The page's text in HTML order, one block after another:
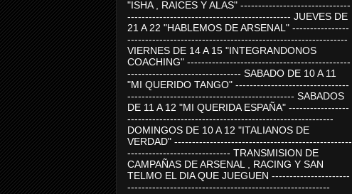
"ISHA , RAICES Y ALAS" -------------------------------
---------------------------------------------- JUEVES DE
21 A 22 "HABLEMOS DE ARSENAL" ----------------
--------------------------------------------------------------
VIERNES DE 14 A 15 "INTEGRANDONOS
COACHING" ----------------------------------------------
-------------------------------- SABADO DE 10 A 11
"MI QUERIDO TANGO" --------------------------------
----------------------------------------------- SABADOS
DE 11 A 12 "MI QUERIDA ESPAÑA" -----------------
----------------------------------------------------------
DOMINGOS DE 10 A 12 "ITALIANOS DE
VERDAD" --------------------------------------------------
----------------------------- TRANSMISION DE
CAMPAÑAS DE ARSENAL , RACING Y SAN
TELMO EL DIA QUE JUEGUEN ----------------------
---------------------------------------------------------